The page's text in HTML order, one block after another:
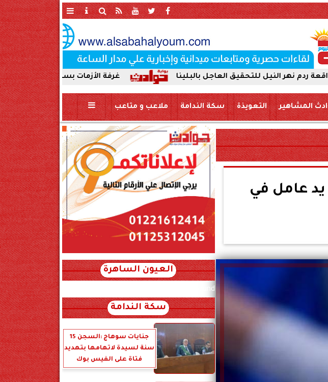
غرفة الأزمات بسوهاج: لا تأثير للزلزال على للتحقيق العاجل بالبلينا
المشاهير التعويذة سكة الندامة ملاعب و متاعب
عامل في
العيون الساهرة
xml_json/rss/~12.xml x0n not found
سكة الندامة
جنايات سوهاج :السجن 15
سنة لسيدة لاتهامها بتهديد
فتاة على الفيس بوك